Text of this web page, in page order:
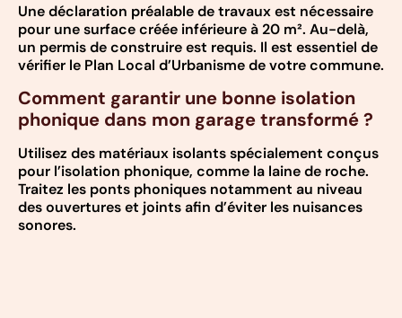
Une déclaration préalable de travaux est nécessaire
pour une surface créée inférieure à 20 m². Au-delà,
un permis de construire est requis. Il est essentiel de
vérifier le Plan Local d’Urbanisme de votre commune.
Comment garantir une bonne isolation
phonique dans mon garage transformé ?
Utilisez des matériaux isolants spécialement conçus
pour l’isolation phonique, comme la laine de roche.
Traitez les ponts phoniques notamment au niveau
des ouvertures et joints afin d’éviter les nuisances
sonores.